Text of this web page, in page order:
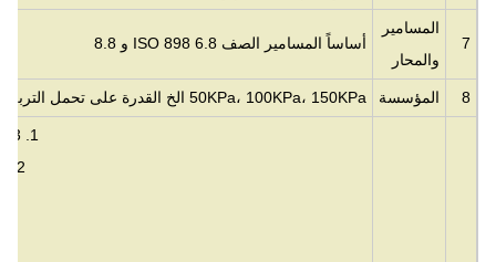
7
المسامير
والمحار
أساساً المسامير الصف ISO 898 6.8 و 8.8
8 المؤسسة 50KPa، 100KPa، 150KPa الخ القدرة على تحمل التربة
1. 3 أو 4 ساق ذاتية مدعومة الأبراج الزاوية
2. 3 أو 4 ساق ذاتية مدعومة أبراج أنبوبية